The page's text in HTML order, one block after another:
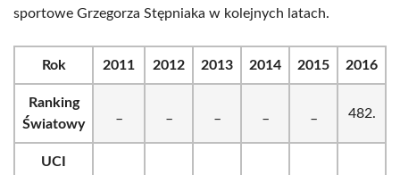
sportowe Grzegorza Stępniaka w kolejnych latach.
Rok 2011 2012 2013 2014 2015 2016
Ranking
Światowy
482.
UCI